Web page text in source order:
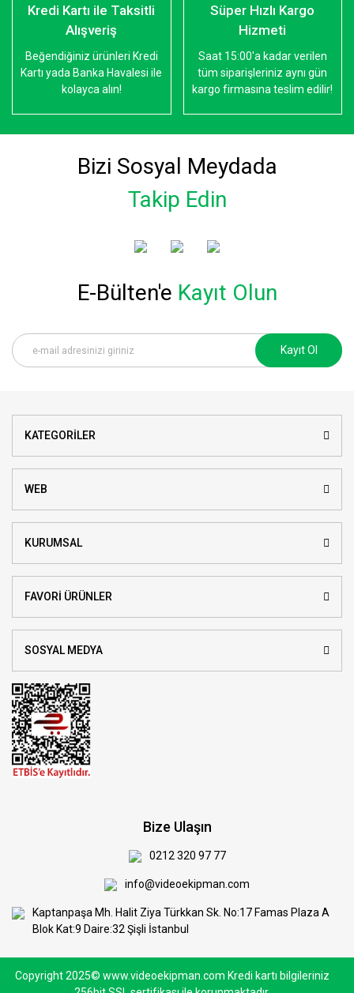
Kredi Kartı ile Taksitli
Alışveriş
Beğendiğiniz ürünleri Kredi
Kartı yada Banka Havalesi ile
kolayca alın!
Süper Hızlı Kargo
Hizmeti
Saat 15:00'a kadar verilen
tüm siparişleriniz aynı gün
kargo firmasına teslim edilir!
Bizi Sosyal Meydada
Takip Edin
E-Bülten'e Kayıt Olun
Kayıt Ol
KATEGORİLER
WEB
KURUMSAL
FAVORİ ÜRÜNLER
SOSYAL MEDYA
Bize Ulaşın
0212 320 97 77
info@videoekipman.com
Kaptanpaşa Mh. Halit Ziya Türkkan Sk. No:17 Famas Plaza A
Blok Kat:9 Daire:32 Şişli İstanbul
Copyright 2025© www.videoekipman.com Kredi kartı bilgileriniz